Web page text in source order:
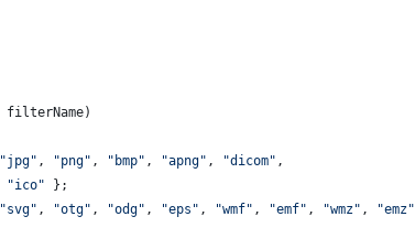
filterName)
"jpg" , "png" , "bmp" , "apng" , "dicom" ,
"ico" } ;
"svg" , "otg" , "odg" , "eps" , "wmf" , "emf" , "wmz" , "emz"